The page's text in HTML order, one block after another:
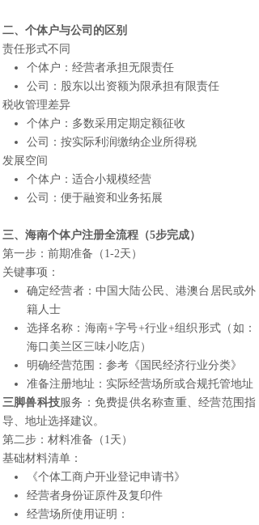
二、个体户与公司的区别
责任形式不同
个体户：经营者承担无限责任
公司：股东以出资额为限承担有限责任
税收管理差异
个体户：多数采用定期定额征收
公司：按实际利润缴纳企业所得税
发展空间
个体户：适合小规模经营
公司：便于融资和业务拓展
三、 海南个体户注册全流程（5步完成）
第一步：前期准备（1-2天）
关键事项：
确定经营者：中国大陆公民、港澳台居民或外
籍人士
选择名称：海南+字号+行业+组织形式（如：
海口美兰区三味小吃店）
明确经营范围：参考《国民经济行业分类》
准备注册地址：实际经营场所或合规托管地址
三脚兽科技服务：免费提供名称查重、经营范围指
导、地址选择建议。
第二步：材料准备（1天）
基础材料清单：
《个体工商户开业登记申请书》
经营者身份证原件及复印件
经营场所使用证明：